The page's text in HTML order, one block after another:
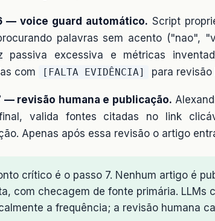
— voice guard automático. Script
palavras sem acento ("nao",
passiva excessiva e métricas
com
[FALTA EVIDÊNCIA] para revisão
— revisão humana e publicação.
valida fontes citadas no link
Apenas após essa revisão o artigo
crítico é o passo 7. Nenhum artigo é
com checagem de fonte primária. LLMs
a frequência; a revisão humana